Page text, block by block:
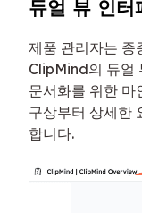
듀얼 뷰 인터
제품 관리자는 종
ClipMind의 듀얼
문서화를 위한 마
구상부터 상세한
합니다.